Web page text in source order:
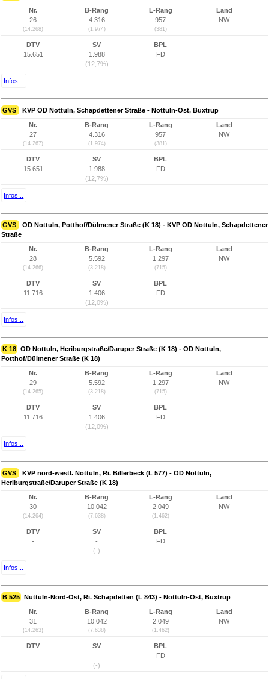
Nr.
26
(14.268)
B-Rang
4.316
(1.974)
L-Rang
957
(381)
Land
NW
DTV
15.651
SV
1.988
(12,7%)
BPL
FD
Infos...
GVS KVP OD Nottuln, Schapdettener Straße - Nottuln-Ost, Buxtrup
Nr.
27
(14.267)
B-Rang
4.316
(1.974)
L-Rang
957
(381)
Land
NW
DTV
15.651
SV
1.988
(12,7%)
BPL
FD
Infos...
GVS
OD Nottuln, Potthof/Dülmener Straße (K 18) - KVP OD Nottuln, Schapdettener
Straße
Nr.
28
(14.266)
B-Rang
5.592
(3.218)
L-Rang
1.297
(715)
Land
NW
DTV
11.716
SV
1.406
(12,0%)
BPL
FD
Infos...
K 18 OD Nottuln, Heriburgstraße/Daruper Straße (K 18) - OD Nottuln,
Potthof/Dülmener Straße (K 18)
Nr.
29
(14.265)
B-Rang
5.592
(3.218)
L-Rang
1.297
(715)
Land
NW
DTV
11.716
SV
1.406
(12,0%)
BPL
FD
Infos...
GVS
KVP nord-westl. Nottuln, Ri. Billerbeck (L 577) - OD Nottuln,
Heriburgstraße/Daruper Straße (K 18)
Nr.
30
(14.264)
B-Rang
10.042
(7.638)
L-Rang
2.049
(1.462)
Land
NW
DTV
-
SV
-
(-)
BPL
FD
Infos...
B 525 Nuttuln-Nord-Ost, Ri. Schapdetten (L 843) - Nottuln-Ost, Buxtrup
Nr.
31
(14.263)
B-Rang
10.042
(7.638)
L-Rang
2.049
(1.462)
Land
NW
DTV
-
SV
-
(-)
BPL
FD